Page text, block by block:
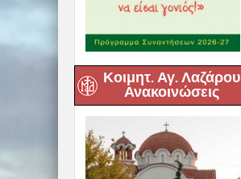
Κοιμητ. Αγ. Λαζάρου
Ανακοινώσεις